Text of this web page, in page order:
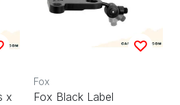
x
Fox
Fox Black Label